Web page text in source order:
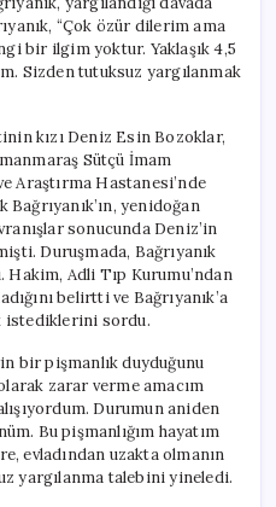
“Çok özür dilerim ama
bir ilgim yoktur. Yaklaşık 4,5
Sizden tutuksuz yargılanmak
kızı Deniz Esin Bozoklar,
Sütçü İmam
Araştırma Hastanesi’nde
yenidoğan
sonucunda Deniz’in
Duruşmada, Bağrıyanık
Hakim, Adli Tıp Kurumu’ndan
belirtti ve Bağrıyanık’a
istediklerini sordu.
bir pişmanlık duyduğunu
zarar verme amacım
Durumun aniden
Bu pişmanlığım hayatım
evladından uzakta olmanın
yargılanma talebini yineledi.